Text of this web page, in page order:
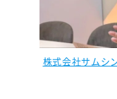
株式会社サムシ